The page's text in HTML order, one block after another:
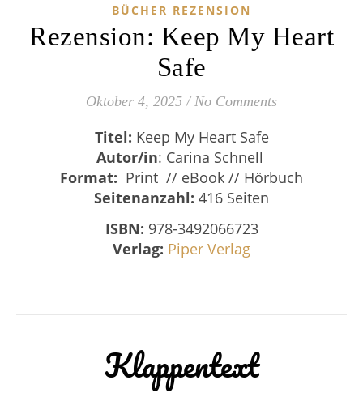
BÜCHER REZENSION
Rezension: Keep My Heart
Safe
Oktober 4, 2025 / No Comments
Titel: Keep My Heart Safe
Autor/in: Carina Schnell
Format: Print // eBook // Hörbuch
Seitenanzahl: 416 Seiten
ISBN: 978-3492066723
Verlag: Piper Verlag
Klappentext